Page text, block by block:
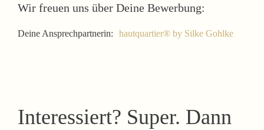
Wir freuen uns über Deine Bewerbung:
Deine Ansprechpartnerin: hautquartier® by Silke Gohlke
Interessiert? Super. Dann